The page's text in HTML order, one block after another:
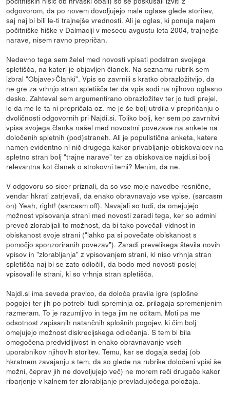
odgovorom, da po novem dovoljujejo male oglase glede storitev,
saj naj bi bili le-ti trajnejše vrednosti. Ali je oglas, ki ponuja najem
počitniške hiške v Dalmaciji v mesecu avgustu leta 2004, trajnejše
narave, nisem ravno prepričan.
Nedavno tega sem želel med novosti vpisati podstran svojega
spletišča, na kateri je objavljen članek. Na seznamu rubrik sem
izbral "Objave>Članki". Vpis so zavrnili s kratko obrazložitvijo, da
ne gre za vrhnjo stran spletišča ter da vpis sodi na njihovo oglasno
desko. Zahteval sem argumentirano obrazložitev ter jo tudi prejel,
le da me le-ta ni prepričala oz. me je še bolj utrdila v prepričanju o
dvoličnosti odgovornih pri Najdi.si. Toliko bolj, ker sem po zavrnitvi
vpisa svojega članka našel med novostmi povezave na ankete na
določenih spletnih (pod)straneh. Ali je populistična anketa, katere
namen evidentno ni nič drugega kakor privabljanje obiskovalcev na
spletno stran bolj "trajne narave" ter za obiskovalce najdi.si bolj
relevantna kot članek o strokovni temi? Menim, da ne.
V odgovoru so sicer priznali, da so vse moje navedbe resnične,
vendar hkrati zatrjevali, da enako obravnavajo vse vpise. (sarcasm
on) Yeah, right! (sarcasm off). Navajali so tudi, da omejujejo
možnost vpisovanja strani med novosti zaradi tega, ker so admini
preveč zlorabljali to možnost, da bi tako povečali vidnost in
obiskanost svoje strani ("lahko pa si povečate obiskanost s
pomočjo sponzoriranih povezav"). Zaradi prevelikega števila novih
vpisov in "zlorabljanja" z vpisovanjem strani, ki niso vrhnja stran
spletišča naj bi se zato odločili, da bodo med novosti poslej
vpisovali le strani, ki so vrhnja stran spletišča.
Najdi.si ima seveda pravico, da določa pravila igre (splošne
pogoje) ter jih po potrebi tudi spreminja oz. prilagaja spremenjenim
razmeram. To je razumljivo in tega jim ne očitam. Moti pa me
odsotnost zapisanih natančnih splošnih pogojev, ki čim bolj
omejujejo možnost diskrecijskega odločanja. S tem bi bila
omogočena predvidljivost in enako obravnavanje vseh
uporabnikov njihovih storitev. Temu, kar se dogaja sedaj (ob
hkratnem zavajanju s tem, da so glede na rubrike določeni vpisi še
možni, čeprav jih ne dovoljujejo več) ne morem reči drugače kakor
ribarjenje v kalnem ter zlorabljanje prevladujočega položaja.